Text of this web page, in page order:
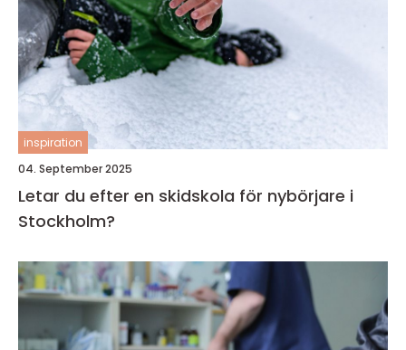
inspiration
04. September 2025
Letar du efter en skidskola för nybörjare i
Stockholm?